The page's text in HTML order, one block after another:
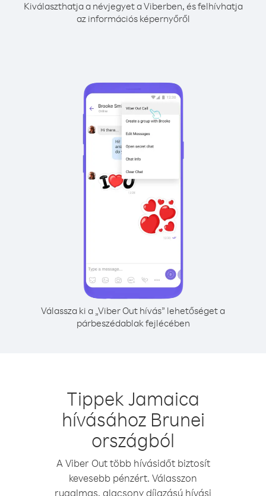
Kiválaszthatja a névjegyet a Viberben, és felhívhatja
az információs képernyőről
Válassza ki a „Viber Out hívás” lehetőséget a
párbeszédablak fejlécében
Tippek Jamaica
hívásához Brunei
országból
A Viber Out több hívásidőt biztosít
kevesebb pénzért. Válasszon
rugalmas, alacsony díjazású hívási